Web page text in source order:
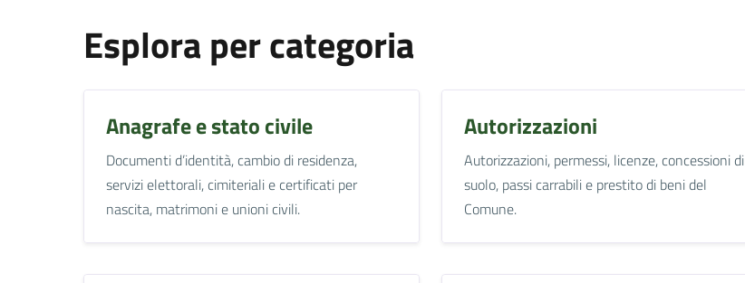
Esplora per categoria
Anagrafe e stato civile
Documenti d’identità, cambio di residenza,
servizi elettorali, cimiteriali e certificati per
nascita, matrimoni e unioni civili.
Autorizzazioni
Autorizzazioni, permessi, licenze, concessioni di
suolo, passi carrabili e prestito di beni del
Comune.